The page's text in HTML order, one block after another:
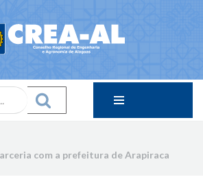
com a prefeitura de Arapiraca